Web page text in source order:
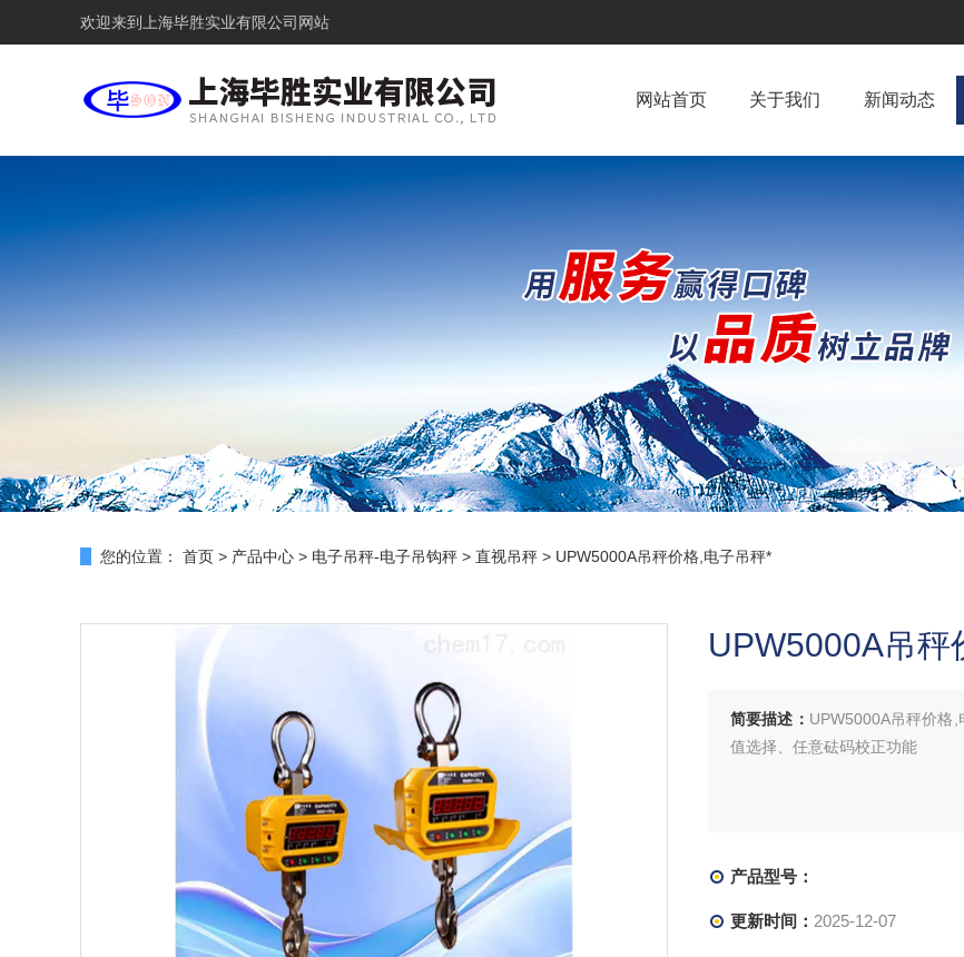
欢迎来到 上海毕胜实业有限公司网站
网站首页 关于我们 新闻动态
您的位置： 首页 > 产品中心 > 电子吊秤-电子吊钩秤 > 直视吊秤 > UPW5000A吊秤价格,电子吊秤*
UPW5000A吊秤
简要描述： UPW5000A吊秤价格
值选择、任意砝码校正功能
产品型号：
更新时间： 2025-12-07